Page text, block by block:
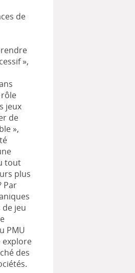
de
»,
rôle
jeux
de
»,
tout
plus
Par
jeu
PMU
explore
des